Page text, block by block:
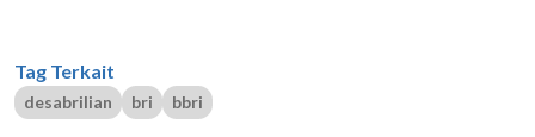
Tag Terkait
desabrilian bri bbri